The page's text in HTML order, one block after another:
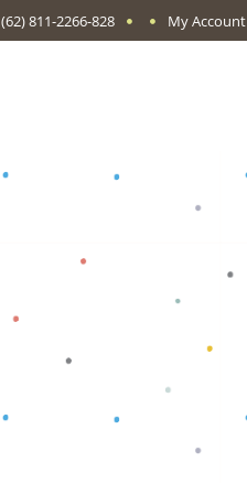
(62) 811-2266-828 My Account